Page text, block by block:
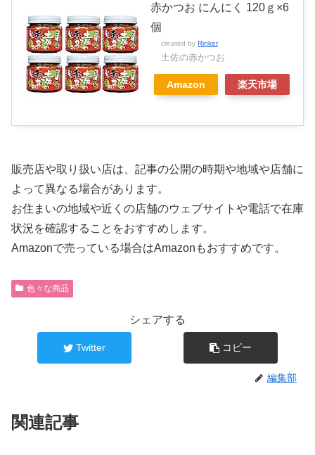
赤かつお にんにく 120ｇ×6
個
created by Rinker
土佐の赤かつお
Amazon 楽天市場
販売店や取り扱い店は、記事の公開の時期や地域や店舗に
よって異なる場合があります。
お住まいの地域や近くの店舗のウェブサイトや電話で在庫
状況を確認することをおすすめします。
Amazonで売っている場合はAmazonもおすすめです。
色々な商品
シェアする
Twitter コピー
編集部
関連記事